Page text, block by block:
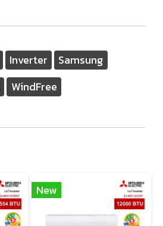
Inverter
Samsung
WindFree
New